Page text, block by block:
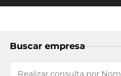
Buscar empresa